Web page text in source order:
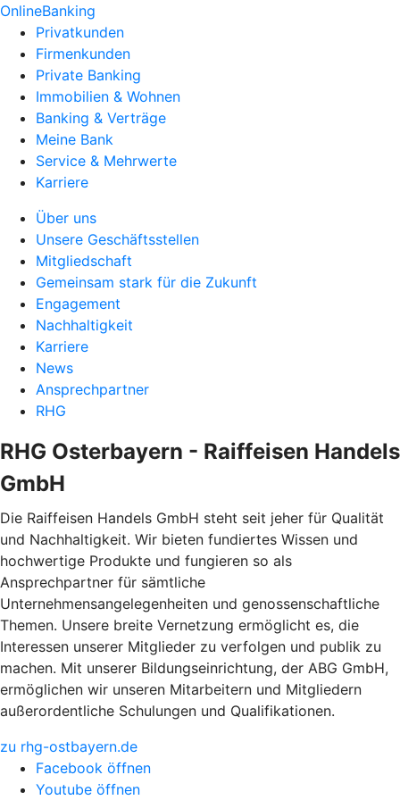
OnlineBanking
Privatkunden
Firmenkunden
Private Banking
Immobilien & Wohnen
Banking & Verträge
Meine Bank
Service & Mehrwerte
Karriere
Über uns
Unsere Geschäftsstellen
Mitgliedschaft
Gemeinsam stark für die Zukunft
Engagement
Nachhaltigkeit
Karriere
News
Ansprechpartner
RHG
RHG Osterbayern - Raiffeisen Handels
GmbH
Die Raiffeisen Handels GmbH steht seit jeher für Qualität
und Nachhaltigkeit. Wir bieten fundiertes Wissen und
hochwertige Produkte und fungieren so als
Ansprechpartner für sämtliche
Unternehmensangelegenheiten und genossenschaftliche
Themen. Unsere breite Vernetzung ermöglicht es, die
Interessen unserer Mitglieder zu verfolgen und publik zu
machen. Mit unserer Bildungseinrichtung, der ABG GmbH,
ermöglichen wir unseren Mitarbeitern und Mitgliedern
außerordentliche Schulungen und Qualifikationen.
zu rhg-ostbayern.de
Facebook öffnen
Youtube öffnen